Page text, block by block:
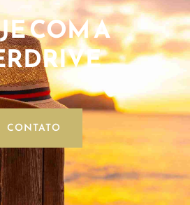
COM A
CONTATO